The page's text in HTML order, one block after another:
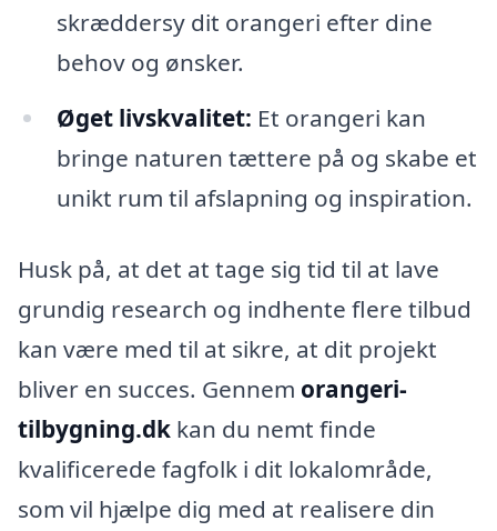
skræddersy dit orangeri efter dine
behov og ønsker.
Øget livskvalitet: Et orangeri kan
bringe naturen tættere på og skabe et
unikt rum til afslapning og inspiration.
Husk på, at det at tage sig tid til at lave
grundig research og indhente flere tilbud
kan være med til at sikre, at dit projekt
bliver en succes. Gennem orangeri-
tilbygning.dk kan du nemt finde
kvalificerede fagfolk i dit lokalområde,
som vil hjælpe dig med at realisere din